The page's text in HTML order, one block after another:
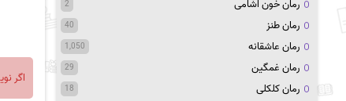
اگر
رمان خون اشامی 2
رمان طنز 40
رمان عاشقانه 1,050
رمان غمگین 29
رمان کلکلی 18